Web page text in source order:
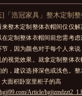
]「浩冠家具」整木定制
来整木定制整体衣帽间仅仅
在定制整体衣帽间前您需考
节，因为颜色对于每个人来
的视觉效果。就拿定制整体
的，建议选择深色或浅色。
大面积卧室里柜子的高
Article/